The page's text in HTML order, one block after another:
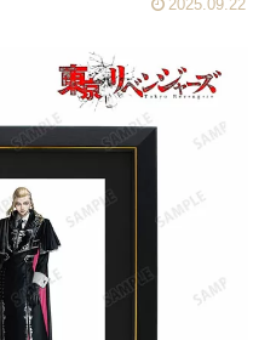
2025.09.22